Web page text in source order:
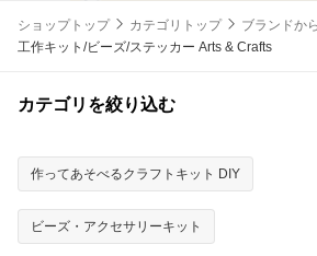
ショップトップ カテゴリトップ ブランドか
工作キット/ビーズ/ステッカー Arts & Crafts
カテゴリを絞り込む
作ってあそべるクラフトキット DIY
ビーズ・アクセサリーキット